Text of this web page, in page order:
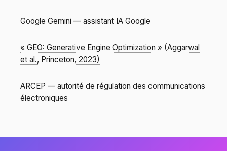
Google Gemini — assistant IA Google
« GEO: Generative Engine Optimization » (Aggarwal
et al., Princeton, 2023)
ARCEP — autorité de régulation des communications
électroniques